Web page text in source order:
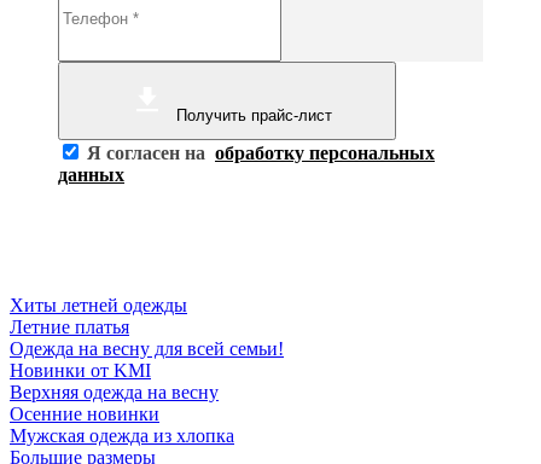
Получить прайс-лист
Я согласен на обработку персональных
данных
Хиты летней одежды
Летние платья
Одежда на весну для всей семьи!
Новинки от KMI
Верхняя одежда на весну
Осенние новинки
Мужская одежда из хлопка
Большие размеры